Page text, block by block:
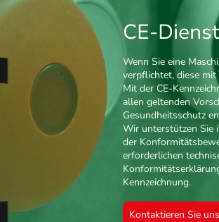
CE-
Wenn Sie eine
verpflichtet, diese mit
Mit der CE-
allen geltenden
Gesundheitsschutz
Wir unterstützen Sie
der
erforderlichen
Kennzeichnung.
Kontaktieren Sie uns